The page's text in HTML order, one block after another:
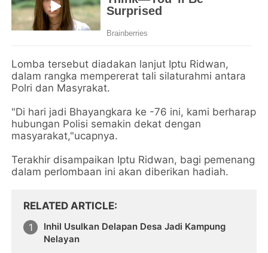
Lomba tersebut diadakan lanjut Iptu Ridwan,
dalam rangka mempererat tali silaturahmi antara
Polri dan Masyrakat.
"Di hari jadi Bhayangkara ke -76 ini, kami berharap
hubungan Polisi semakin dekat dengan
masyarakat,"ucapnya.
Terakhir disampaikan Iptu Ridwan, bagi pemenang
dalam perlombaan ini akan diberikan hadiah.
RELATED ARTICLE
Inhil Usulkan Delapan Desa Jadi Kampung
Nelayan